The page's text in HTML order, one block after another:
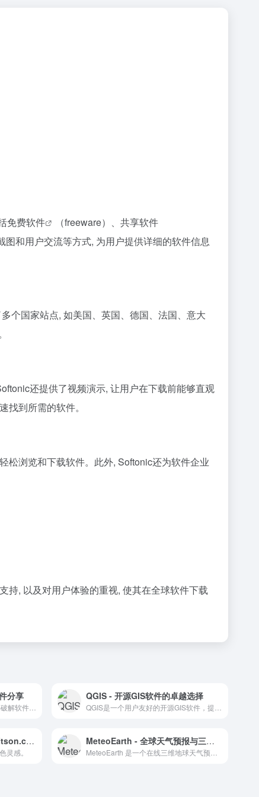
免费软件
（freeware）、共享软件
和用户交流等方式, 为用户提供详细的软件信息
个国家站点, 如美国、英国、德国、法国、意大
还提供了视频演示, 让用户在下载前能够直观
到所需的软件。
松浏览和下载软件。此外, Softonic还为软件企业
持, 以及对用户体验的重视, 使其在全球软件下载
分享 QGIS - 开源GIS软件的卓越选择
色彩渐变的魔法：mcg.mbitson.com 探索
灵感。
MeteoEarth - 全球天气预报与三维动态效果